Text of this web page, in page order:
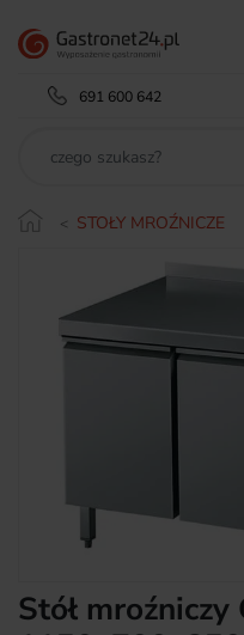
691 600 642
STOŁY MROŹNICZE
Stół mroźniczy